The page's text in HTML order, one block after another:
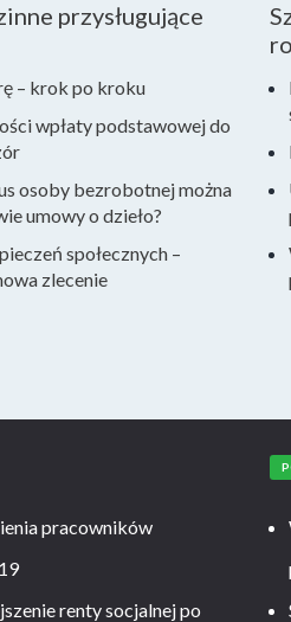
przysługujące
– krok po kroku
wpłaty podstawowej do
osoby bezrobotnej można
umowy o dzieło?
społecznych –
zlecenie
pracowników
renty socjalnej po